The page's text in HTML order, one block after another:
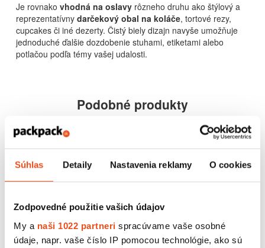
Súhlas Detaily Nastavenia reklamy O cookies
Zodpovedné použitie vašich údajov
My a naši 1022 partneri spracúvame vaše osobné
údaje, napr. vaše číslo IP pomocou technológie, ako sú
Je rovnako vhodná na oslavy rôzneho druhu ako štýlový a
reprezentatívny darčekový obal na koláče, tortové rezy,
cupcakes či iné dezerty. Čistý biely dizajn navyše umožňuje
jednoduché ďalšie dozdobenie stuhami, etiketami alebo
potlačou podľa témy vašej udalosti.
Podobné produkty